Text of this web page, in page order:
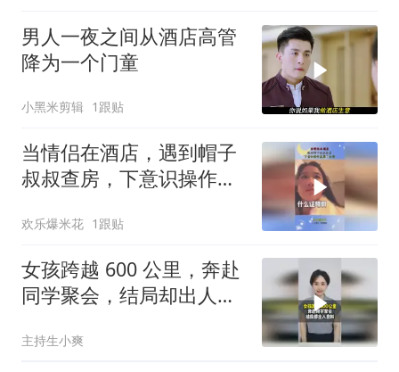
男人一夜之间从酒店高管
降为一个门童
小黑米剪辑 1跟贴
当情侣在酒店，遇到帽子
叔叔查房，下意识操作暴
欢乐爆米花 1跟贴
女孩跨越 600 公里，奔赴
同学聚会，结局却出人意
主持生小爽